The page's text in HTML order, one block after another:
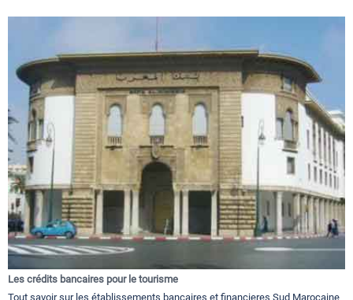
Les crédits bancaires pour le tourisme
Tout savoir sur les établissements bancaires et financieres Sud Marocaine